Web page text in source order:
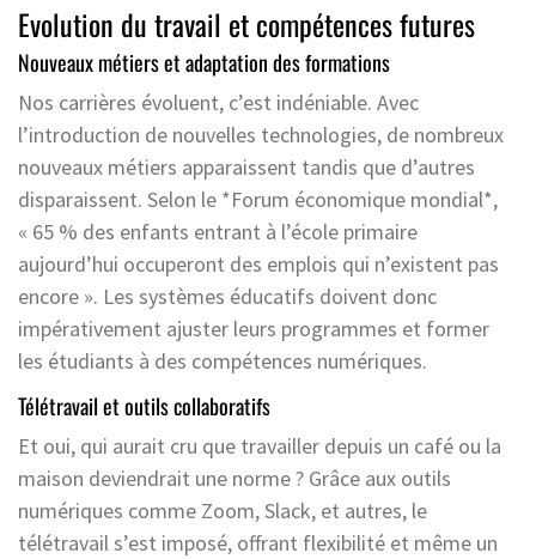
Evolution du travail et compétences futures
Nouveaux métiers et adaptation des formations
Nos carrières évoluent, c’est indéniable. Avec
l’introduction de nouvelles technologies, de nombreux
nouveaux métiers apparaissent tandis que d’autres
disparaissent. Selon le *Forum économique mondial*,
« 65 % des enfants entrant à l’école primaire
aujourd’hui occuperont des emplois qui n’existent pas
encore ». Les systèmes éducatifs doivent donc
impérativement ajuster leurs programmes et former
les étudiants à des compétences numériques.
Télétravail et outils collaboratifs
Et oui, qui aurait cru que travailler depuis un café ou la
maison deviendrait une norme ? Grâce aux outils
numériques comme Zoom, Slack, et autres, le
télétravail s’est imposé, offrant flexibilité et même un